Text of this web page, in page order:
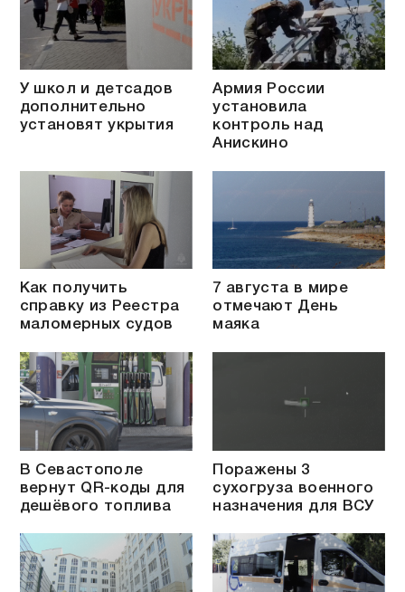
У школ и детсадов
дополнительно
установят укрытия
Армия России
установила
контроль над
Анискино
Как получить
справку из Реестра
маломерных судов
7 августа в мире
отмечают День
маяка
В Севастополе
вернут QR-коды для
дешёвого топлива
Поражены 3
сухогруза военного
назначения для ВСУ